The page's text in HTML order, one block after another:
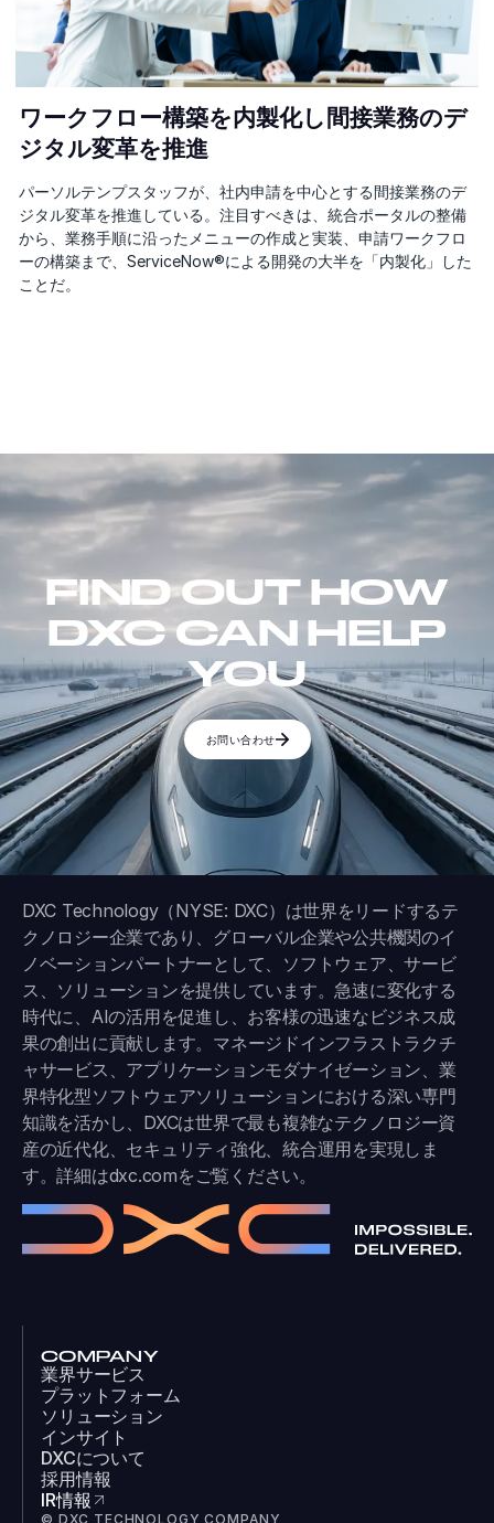
ワークフロー構築を内製化し間接業務のデ
ジタル変革を推進
パーソルテンプスタッフが、社内申請を中心とする間接業務のデ
ジタル変革を推進している。注目すべきは、統合ポータルの整備
から、業務手順に沿ったメニューの作成と実装、申請ワークフロ
ーの構築まで、ServiceNow®による開発の大半を「内製化」した
ことだ。
FIND OUT HOW
DXC CAN HELP
YOU
お問い合わせ
DXC Technology（NYSE: DXC）は世界をリードするテ
クノロジー企業であり、グローバル企業や公共機関のイ
ノベーションパートナーとして、ソフトウェア、サービ
ス、ソリューションを提供しています。急速に変化する
時代に、AIの活用を促進し、お客様の迅速なビジネス成
果の創出に貢献します。マネージドインフラストラクチ
ャサービス、アプリケーションモダナイゼーション、業
界特化型ソフトウェアソリューションにおける深い専門
知識を活かし、DXCは世界で最も複雑なテクノロジー資
産の近代化、セキュリティ強化、統合運用を実現しま
す。詳細はdxc.comをご覧ください。
COMPANY
業界サービス
プラットフォーム
ソリューション
インサイト
DXCについて
採用情報
IR情報
© DXC TECHNOLOGY COMPANY